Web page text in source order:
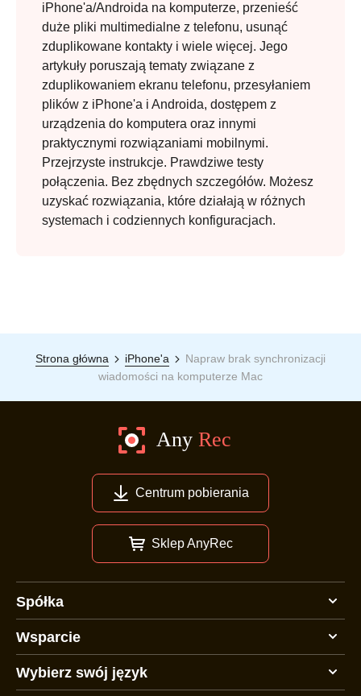
iPhone'a/Androida na komputerze, przenieść
duże pliki multimedialne z telefonu, usunąć
zduplikowane kontakty i wiele więcej. Jego
artykuły poruszają tematy związane z
zduplikowaniem ekranu telefonu, przesyłaniem
plików z iPhone'a i Androida, dostępem z
urządzenia do komputera oraz innymi
praktycznymi rozwiązaniami mobilnymi.
Przejrzyste instrukcje. Prawdziwe testy
połączenia. Bez zbędnych szczegółów. Możesz
uzyskać rozwiązania, które działają w różnych
systemach i codziennych konfiguracjach.
Strona główna iPhone'a
Napraw brak synchronizacji
wiadomości na komputerze Mac
Centrum pobierania
Sklep AnyRec
Spółka
Wsparcie
Wybierz swój język